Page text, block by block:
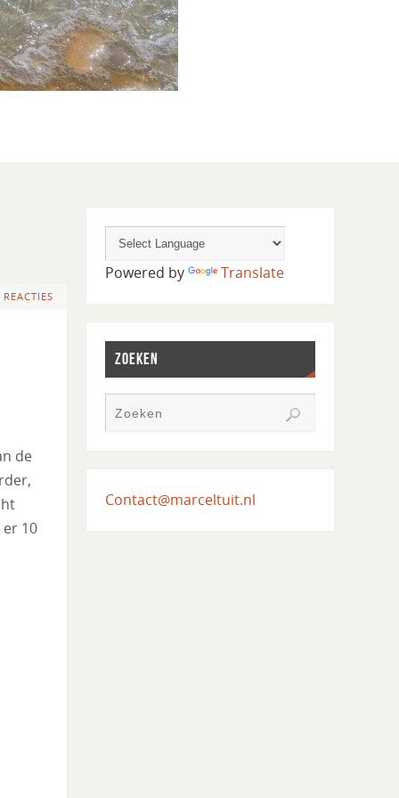
REACTIES
de
er 10
Powered by Translate
ZOEKEN
Contact@marceltuit.nl